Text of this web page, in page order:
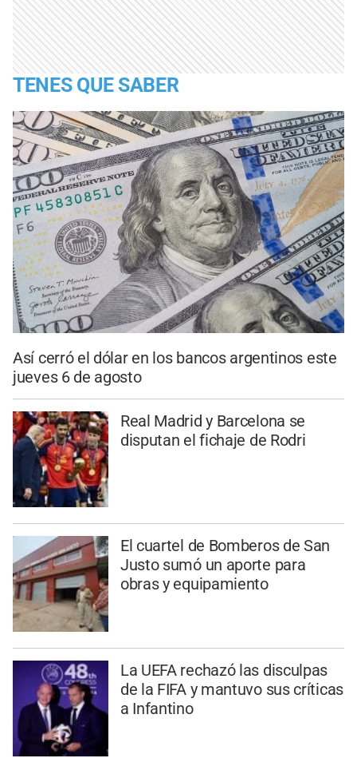
TENES QUE SABER
Así cerró el dólar en los bancos argentinos este
jueves 6 de agosto
Real Madrid y Barcelona se
disputan el fichaje de Rodri
El cuartel de Bomberos de San
Justo sumó un aporte para
obras y equipamiento
La UEFA rechazó las disculpas
de la FIFA y mantuvo sus críticas
a Infantino